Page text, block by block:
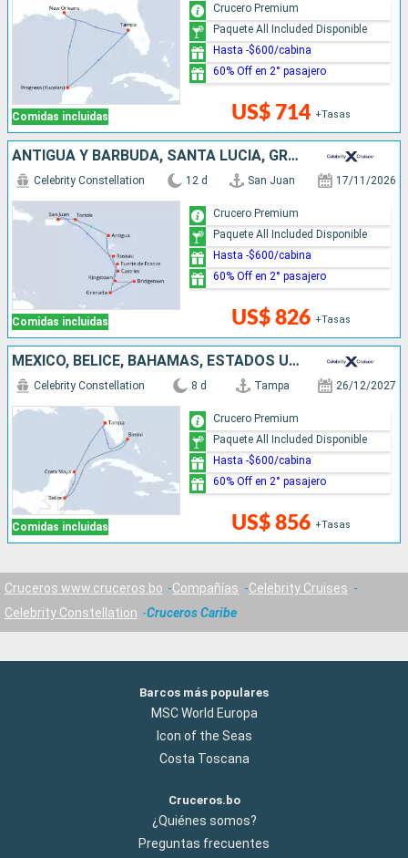
Comidas incluidas US$ 714 +Tasas
Crucero Premium
Paquete All Included Disponible
Hasta -$600/cabina
60% Off en 2° pasajero
ANTIGUA Y BARBUDA, SANTA LUCIA, GRENADA, BARBADOS, SAN VINCENT Y LAS GRANADINAS, DOMINICA, PUERTO RICO
Comidas incluidas
Celebrity Constellation 12 d San Juan 17/11/2026
US$ 826 +Tasas
Crucero Premium
Paquete All Included Disponible
Hasta -$600/cabina
60% Off en 2° pasajero
MÉXICO, BELICE, BAHAMAS, ESTADOS UNIDOS
Comidas incluidas
Celebrity Constellation 8 d Tampa 26/12/2027
US$ 856 +Tasas
Crucero Premium
Paquete All Included Disponible
Hasta -$600/cabina
60% Off en 2° pasajero
Cruceros www.cruceros.bo Compañías
Celebrity Cruises
Celebrity Constellation
Cruceros Caribe
Barcos más populares
MSC World Europa
Icon of the Seas
Costa Toscana
Cruceros.bo
¿Quiénes somos?
Preguntas frecuentes